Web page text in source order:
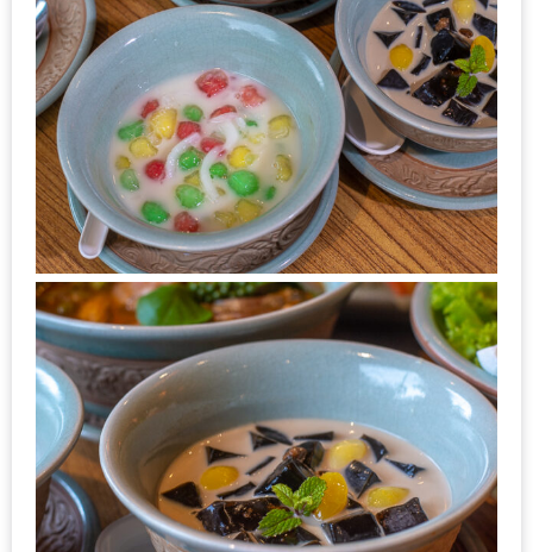
น้า
อ้วน
น้า
อ้วน
ชวน
คุย
นโยบาย
ความ
เป็น
ส่วน
ตัว
นโยบาย
ความ